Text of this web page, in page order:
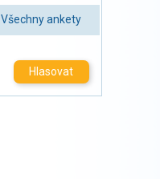
Všechny ankety
Hlasovat